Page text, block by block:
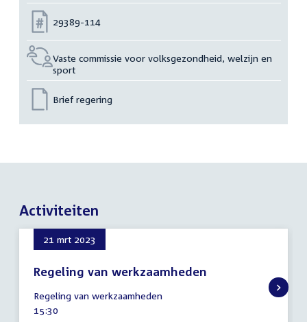
Nummer:
29389-114
Vaste commissie voor volksgezondheid, welzijn en
sport
Brief regering
Activiteiten
21 mrt 2023
Regeling van werkzaamheden
maart
2023
Regeling van werkzaamheden
Tijd
15:30